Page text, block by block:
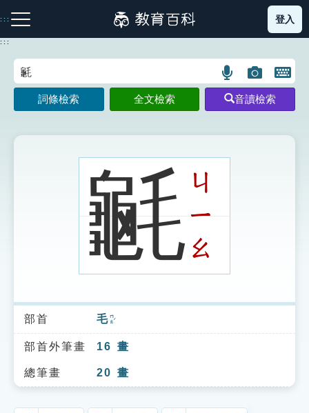
到
主
:::
注音索引圖示 筆畫索引圖示 部首索引表圖示
索引選單
知識索引
單字索引
登入
:::
語
言
搜
示
圖
片
搜
開
鍵
圖
詞條檢索 全文檢索 音讀檢索
䶰 ㄐ
ㄧ
ㄠ
部首 毛ㄇㄠˊ
部首外筆畫 16 畫
總筆畫 20 畫